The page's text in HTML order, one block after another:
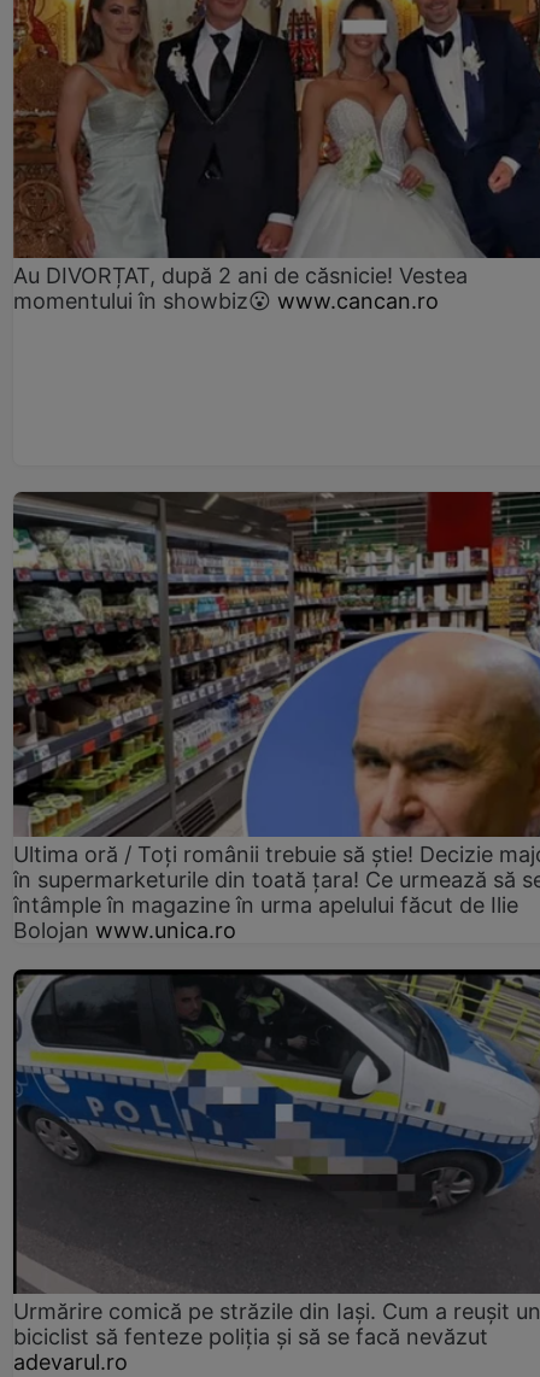
Au DIVORȚAT, după 2 ani de căsnicie! Vestea
momentului în showbiz😮 www.cancan.ro
Ultima oră / Toți românii trebuie să știe! Decizie
în supermarketurile din toată țara! Ce urmează să
întâmple în magazine în urma apelului făcut de Ilie
Bolojan www.unica.ro
Urmărire comică pe străzile din Iași. Cum a reușit un
biciclist să fenteze poliția și să se facă nevăzut
adevarul.ro